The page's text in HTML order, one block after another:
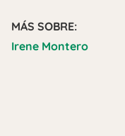
MÁS SOBRE:
Irene Montero